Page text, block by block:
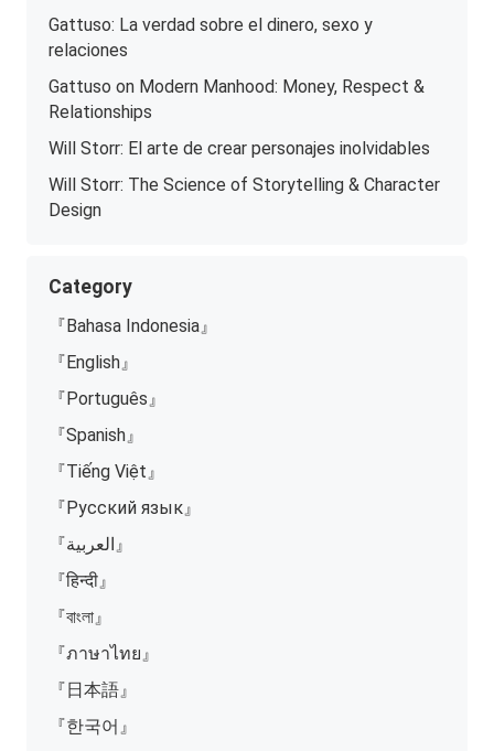
Gattuso: La verdad sobre el dinero, sexo y
relaciones
Gattuso on Modern Manhood: Money, Respect &
Relationships
Will Storr: El arte de crear personajes inolvidables
Will Storr: The Science of Storytelling & Character
Design
Category
『Bahasa Indonesia』
『English』
『Português』
『Spanish』
『Tiếng Việt』
『Русский язык』
『العربية』
『हिन्दी』
『বাংলা』
『ภาษาไทย』
『日本語』
『한국어』